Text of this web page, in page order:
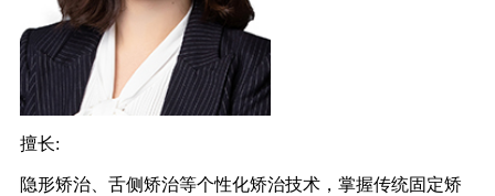
擅长:
隐形矫治、舌侧矫治等个性化矫治技术，掌握传统固定矫